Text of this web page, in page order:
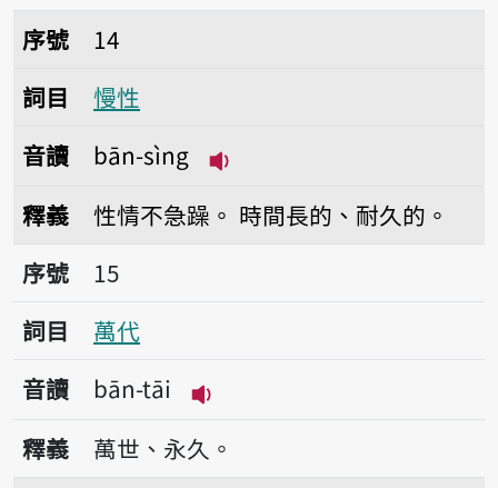
序號14慢性
序號
14
詞目
慢性
音讀
bān-sìng
釋義 性情不急躁。 時間長的、耐久的。
序號15萬代
序號
15
詞目
萬代
音讀
bān-tāi
播放音讀bān-tāi
釋義
萬世、永久。